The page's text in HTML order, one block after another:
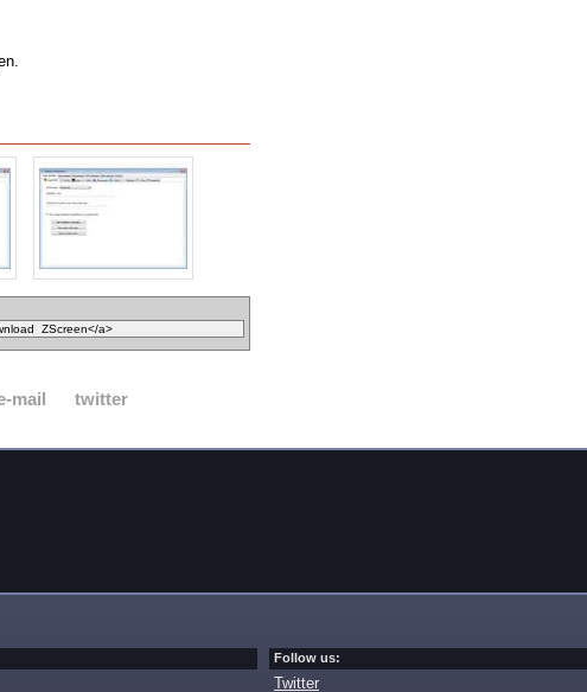
mail twitter
Follow us:
Twitter